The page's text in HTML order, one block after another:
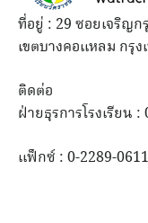
ที่อยู่ : 29 ซอยเจริญก
เขตบางคอแหลม กรุ
ติดต่อ
ฝ่ายธุรการโรงเรียน
แฟ็กซ์ : 0-2289-0611